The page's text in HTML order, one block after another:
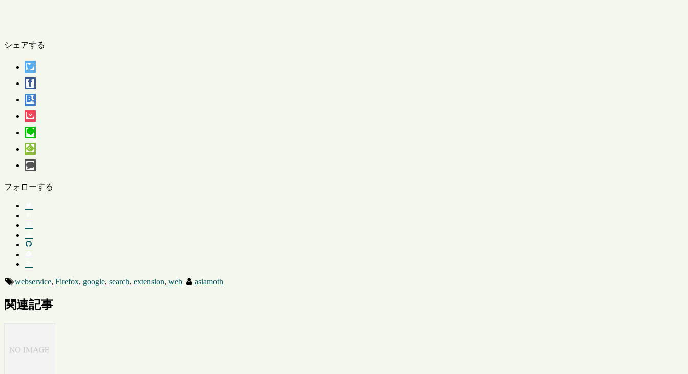
シェアする
フォローする
webservice, Firefox, google, search, extension, web asiamoth
関連記事